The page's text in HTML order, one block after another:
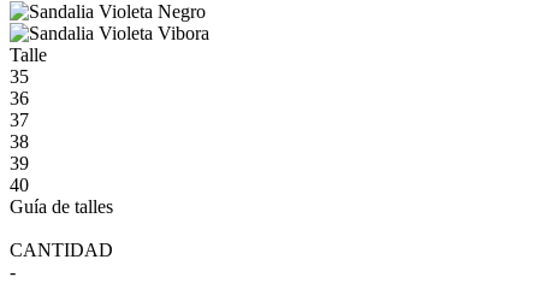
Talle
35
36
37
38
39
40
Guía de talles
CANTIDAD
-